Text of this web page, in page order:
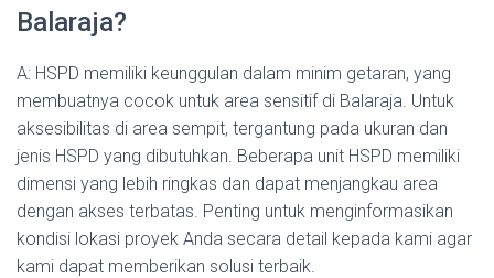
Balaraja?
A: HSPD memiliki keunggulan dalam minim getaran, yang
membuatnya cocok untuk area sensitif di Balaraja. Untuk
aksesibilitas di area sempit, tergantung pada ukuran dan
jenis HSPD yang dibutuhkan. Beberapa unit HSPD memiliki
dimensi yang lebih ringkas dan dapat menjangkau area
dengan akses terbatas. Penting untuk menginformasikan
kondisi lokasi proyek Anda secara detail kepada kami agar
kami dapat memberikan solusi terbaik.